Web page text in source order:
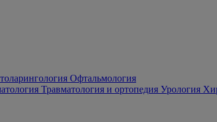
Офтальмология
Травматология и ортопедия Урология